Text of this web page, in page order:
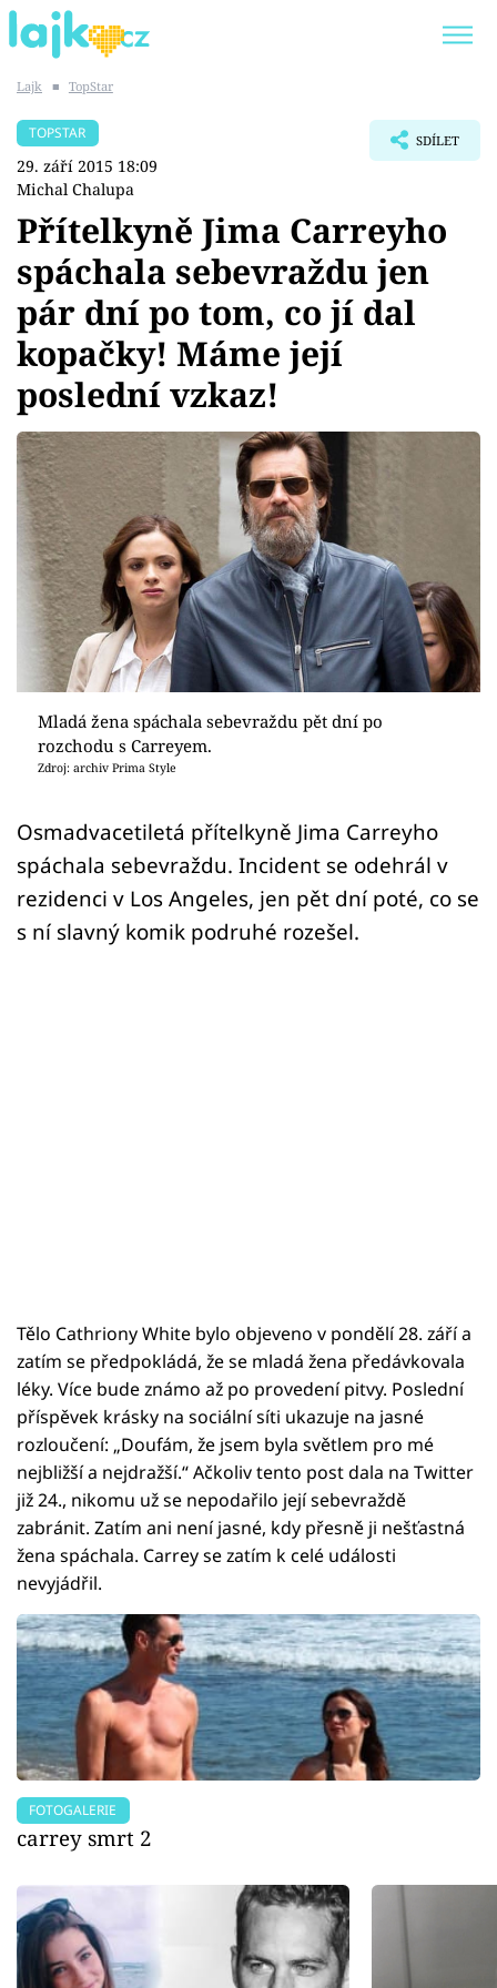
SHOPAHOLICADEL
Témata
Showbyznys
Youtubeři
Virály
Sex a vztahy
Videa
Sledujte prima+
Přihlášení
Sledujte nás
Lajk ■ TopStar
TOPSTAR
29. září 2015 18:09
Michal Chalupa
SDÍLET
Přítelkyně Jima Carreyho
spáchala sebevraždu jen
pár dní po tom, co jí dal
kopačky! Máme její
poslední vzkaz!
Mladá žena spáchala sebevraždu pět dní po
rozchodu s Carreyem.
Zdroj: archiv Prima Style
Osmadvacetiletá přítelkyně Jima Carreyho
spáchala sebevraždu. Incident se odehrál v
rezidenci v Los Angeles, jen pět dní poté, co se
s ní slavný komik podruhé rozešel.
Tělo Cathriony White bylo objeveno v pondělí 28. září a
zatím se předpokládá, že se mladá žena předávkovala
léky. Více bude známo až po provedení pitvy. Poslední
příspěvek krásky na sociální síti ukazuje na jasné
rozloučení: „Doufám, že jsem byla světlem pro mé
nejbližší a nejdražší.“ Ačkoliv tento post dala na Twitter
již 24., nikomu už se nepodařilo její sebevraždě
zabránit. Zatím ani není jasné, kdy přesně ji nešťastná
žena spáchala. Carrey se zatím k celé události
nevyjádřil.
FOTOGALERIE
carrey smrt 2